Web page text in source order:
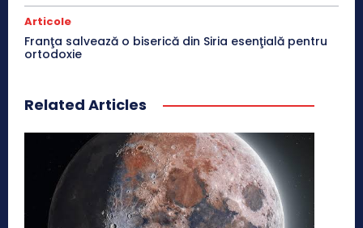
Articole
Franţa salvează o biserică din Siria esenţială pentru
ortodoxie
Related Articles